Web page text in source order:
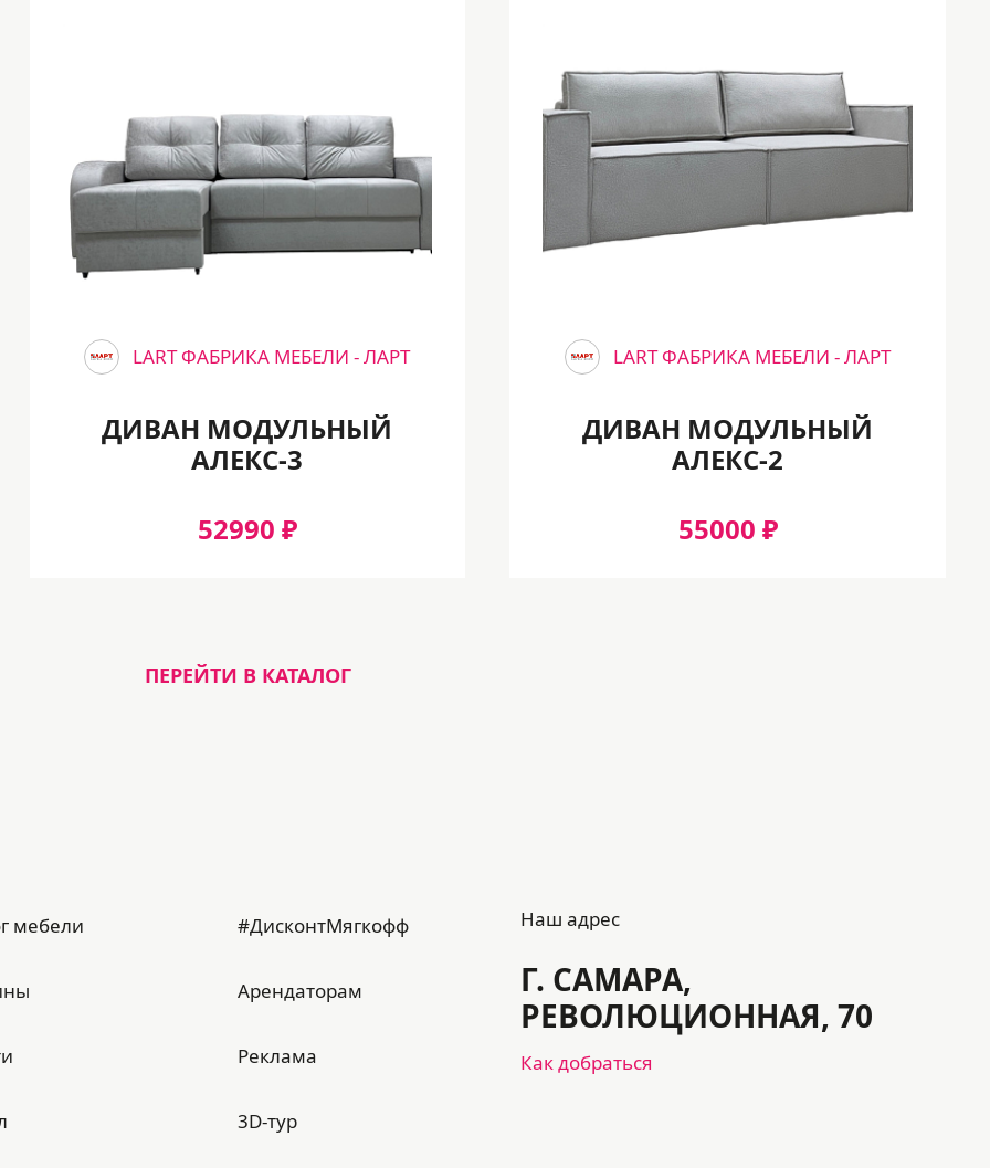
LART ФАБРИКА МЕБЕЛИ - ЛАРТ
ДИВАН МОДУЛЬНЫЙ
АЛЕКС-3
52990 ₽
LART ФАБРИКА МЕБЕЛИ - ЛАРТ
ДИВАН МОДУЛЬНЫЙ
АЛЕКС-2
55000 ₽
ПЕРЕЙТИ В КАТАЛОГ
мебели #ДисконтМягкофф
Арендаторам
Реклама
3D-тур
Наш адрес
Г. САМАРА,
РЕВОЛЮЦИОННАЯ, 70
Как добраться